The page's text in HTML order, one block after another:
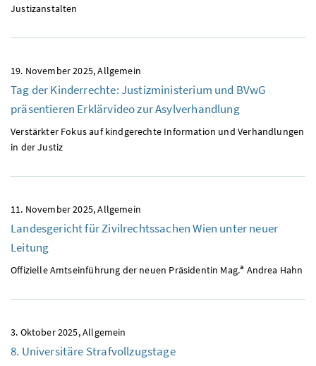
Justizanstalten
19. November 2025 Allgemein
Tag der Kinderrechte: Justizministerium und BVwG
präsentieren Erklärvideo zur Asylverhandlung
Verstärkter Fokus auf kindgerechte Information und Verhandlungen
in der Justiz
11. November 2025 Allgemein
Landesgericht für Zivilrechtssachen Wien unter neuer
Leitung
Offizielle Amtseinführung der neuen Präsidentin Mag.a Andrea Hahn
3. Oktober 2025 Allgemein
8. Universitäre Strafvollzugstage